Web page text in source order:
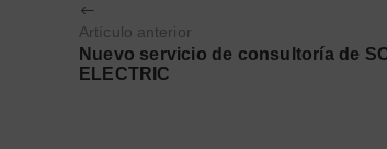
Artículo anterior
Nuevo servicio de consultoría de
ELECTRIC